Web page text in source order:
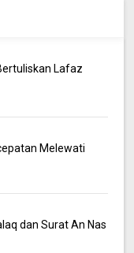
Lafaz
Melewati
dan Surat An Nas